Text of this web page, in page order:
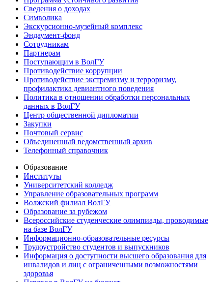
Сведения о доходах
Символика
Экскурсионно-музейный комплекс
Эндаумент-фонд
Сотрудникам
Партнерам
Поступающим в ВолГУ
Противодействие коррупции
Противодействие экстремизму и терроризму,
профилактика девиантного поведения
Политика в отношении обработки персональных
данных в ВолГУ
Центр общественной дипломатии
Закупки
Почтовый сервис
Объединенный ведомственный архив
Телефонный справочник
Образование
Институты
Университетский колледж
Управление образовательных программ
Волжский филиал ВолГУ
Образование за рубежом
Всероссийские студенческие олимпиады, проводимые
на базе ВолГУ
Информационно-образовательные ресурсы
Трудоустройство студентов и выпускников
Информация о доступности высшего образования для
инвалидов и лиц с ограниченными возможностями
здоровья